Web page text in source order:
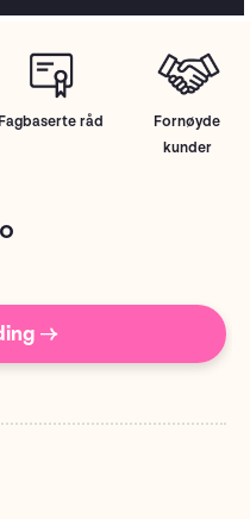
Fagbaserte råd
Fornøyde
kunder
→